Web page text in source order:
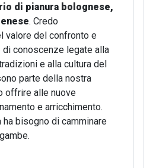
di pianura bolognese,
. Credo
valore del confronto e
conoscenze legate alla
e alla cultura del
parte della nostra
offrire alle nuove
e arricchimento.
bisogno di camminare